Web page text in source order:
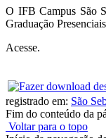
O IFB Campus São
Graduação
Acesse.
registrado em: São
Fim do conteúdo da
Voltar para o topo